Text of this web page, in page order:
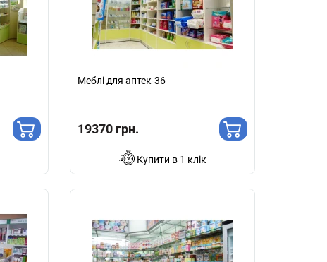
Меблі для аптек-36
19370 грн.
Купити в 1 клік